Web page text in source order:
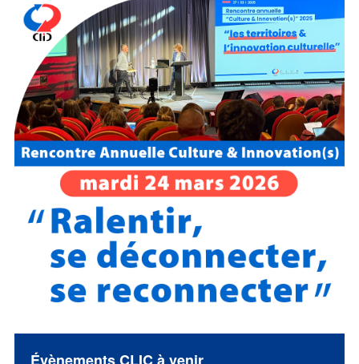
Évènements CLIC à venir